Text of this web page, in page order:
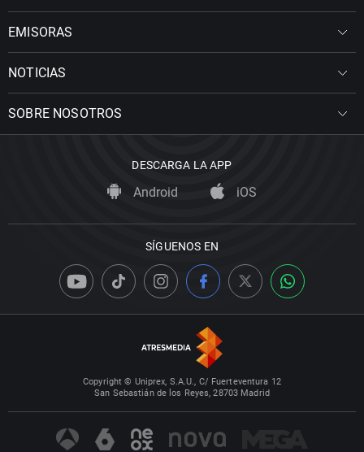
EMISORAS
NOTICIAS
SOBRE NOSOTROS
DESCARGA LA APP
Android iOS
SÍGUENOS EN
Copyright © Uniprex, S.A.U., C/ Fuerteventura 12
San Sebastián de los Reyes, 28703 Madrid